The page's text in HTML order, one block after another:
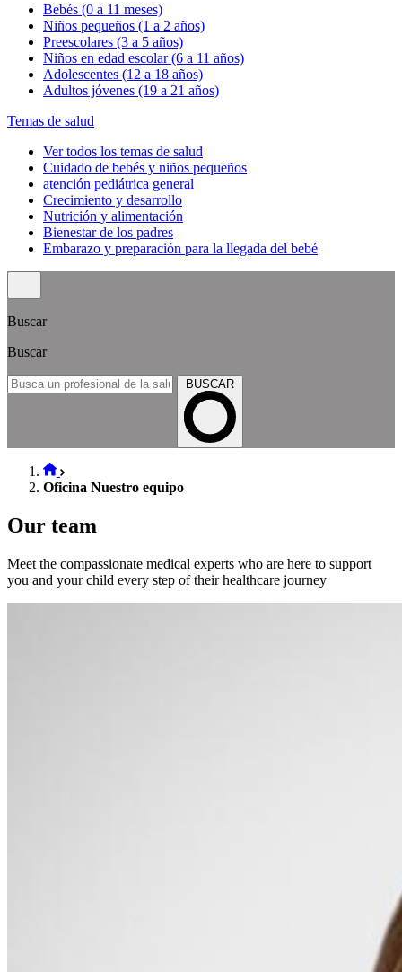
Bebés (0 a 11 meses)
Niños pequeños (1 a 2 años)
Preescolares (3 a 5 años)
Niños en edad escolar (6 a 11 años)
Adolescentes (12 a 18 años)
Adultos jóvenes (19 a 21 años)
Temas de salud
Ver todos los temas de salud
Cuidado de bebés y niños pequeños
atención pediátrica general
Crecimiento y desarrollo
Nutrición y alimentación
Bienestar de los padres
Embarazo y preparación para la llegada del bebé
Buscar
Buscar
BUSCAR
Oficina Nuestro equipo
Our team
Meet the compassionate medical experts who are here to support
you and your child every step of their healthcare journey